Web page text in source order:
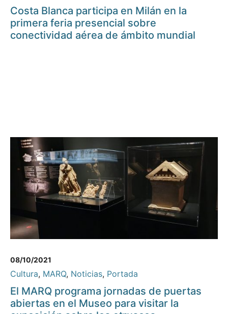
Costa Blanca participa en Milán en la
primera feria presencial sobre
conectividad aérea de ámbito mundial
08/10/2021
Cultura, MARQ, Noticias, Portada
El MARQ programa jornadas de puertas
abiertas en el Museo para visitar la